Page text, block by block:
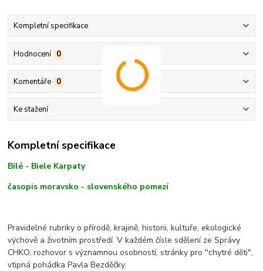
Kompletní specifikace
Hodnocení 0
Komentáře 0
Ke stažení
Kompletní specifikace
Bílé - Biele Karpaty
časopis moravsko - slovenského pomezí
Pravidelné rubriky o přírodě, krajině, historii, kultuře, ekologické
výchově a životním prostředí. V každém čísle sdělení ze Správy
CHKO, rozhovor s významnou osobností, stránky pro "chytré děti",
vtipná pohádka Pavla Bezděčky.